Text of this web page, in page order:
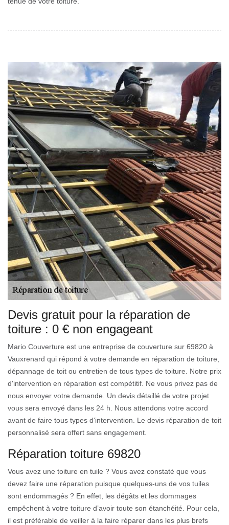
Devis gratuit pour la réparation de
toiture : 0 € non engageant
Mario Couverture est une entreprise de couverture sur 69820 à
Vauxrenard qui répond à votre demande en réparation de toiture,
dépannage de toit ou entretien de tous types de toiture. Notre prix
d'intervention en réparation est compétitif. Ne vous privez pas de
nous envoyer votre demande. Un devis détaillé de votre projet
vous sera envoyé dans les 24 h. Nous attendons votre accord
avant de faire tous types d'intervention. Le devis réparation de toit
personnalisé sera offert sans engagement.
Réparation toiture 69820
Vous avez une toiture en tuile ? Vous avez constaté que vous
devez faire une réparation puisque quelques-uns de vos tuiles
sont endommagés ? En effet, les dégâts et les dommages
empêchent à votre toiture d’avoir toute son étanchéité. Pour cela,
il est préférable de veiller à la faire réparer dans les plus brefs